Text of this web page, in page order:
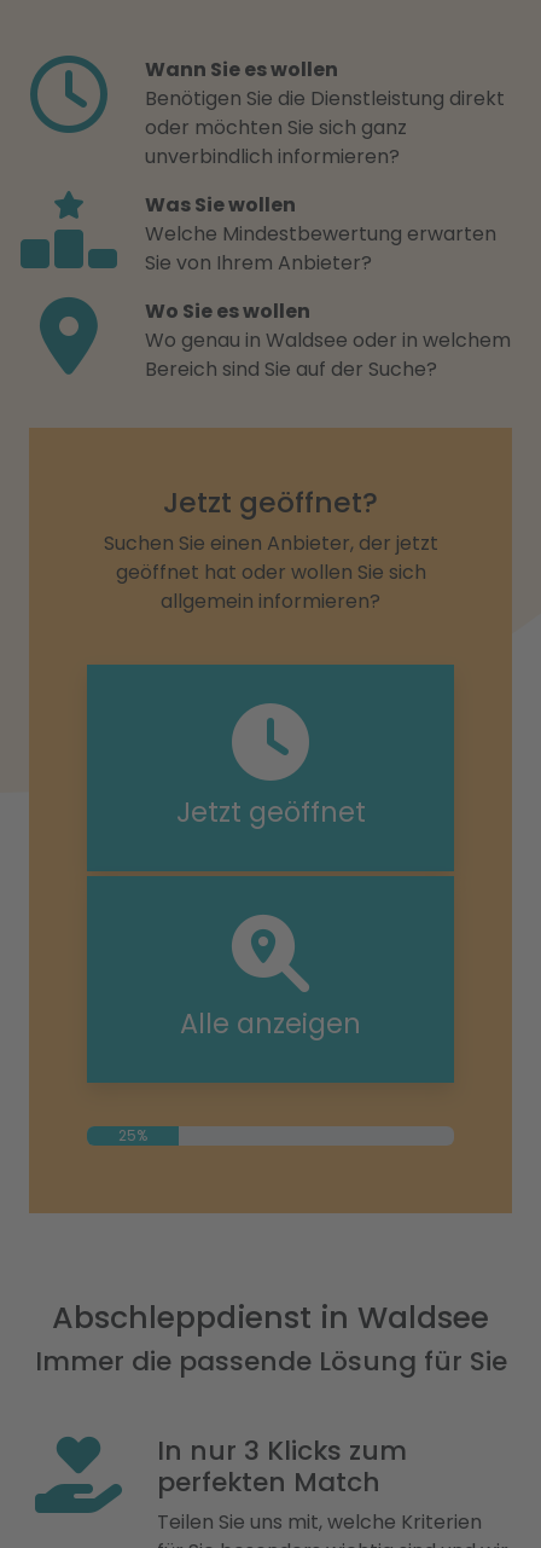
Wann Sie es wollen
Benötigen Sie die Dienstleistung direkt
oder möchten Sie sich ganz
unverbindlich informieren?
Was Sie wollen
Welche Mindestbewertung erwarten
Sie von Ihrem Anbieter?
Wo Sie es wollen
Wo genau in Waldsee oder in welchem
Bereich sind Sie auf der Suche?
Jetzt geöffnet?
Suchen Sie einen Anbieter, der jetzt
geöffnet hat oder wollen Sie sich
allgemein informieren?
Jetzt geöffnet
Alle anzeigen
25%
Abschleppdienst in Waldsee
Immer die passende Lösung für Sie
In nur 3 Klicks zum
perfekten Match
Teilen Sie uns mit, welche Kriterien